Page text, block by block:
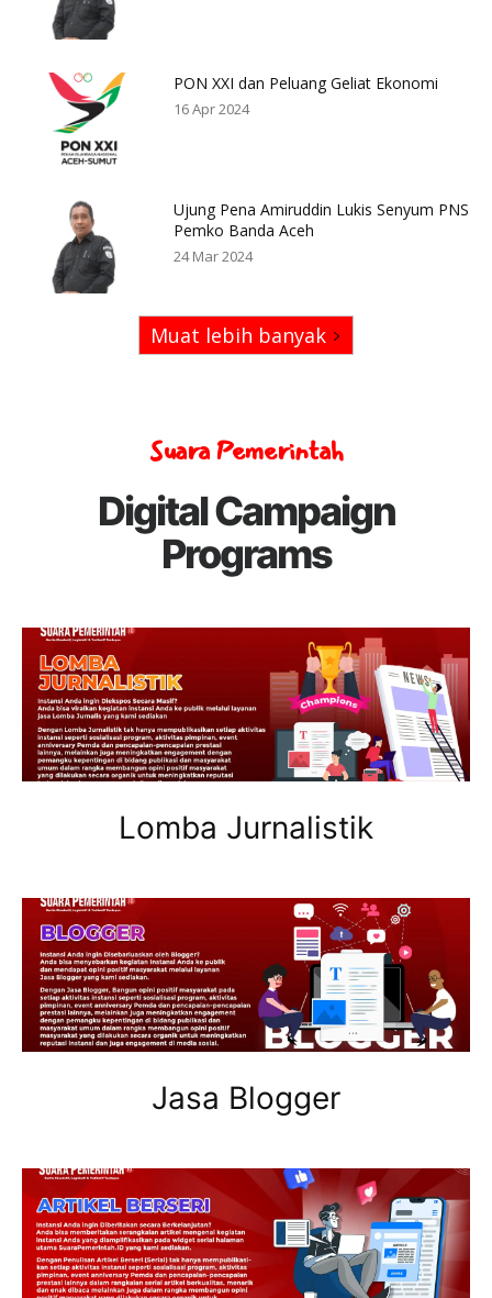
PON XXI dan Peluang Geliat Ekonomi
16 Apr 2024
Ujung Pena Amiruddin Lukis Senyum PNS
Pemko Banda Aceh
24 Mar 2024
Muat lebih banyak
Suara Pemerintah
Digital Campaign
Programs
Lomba Jurnalistik
Jasa Blogger